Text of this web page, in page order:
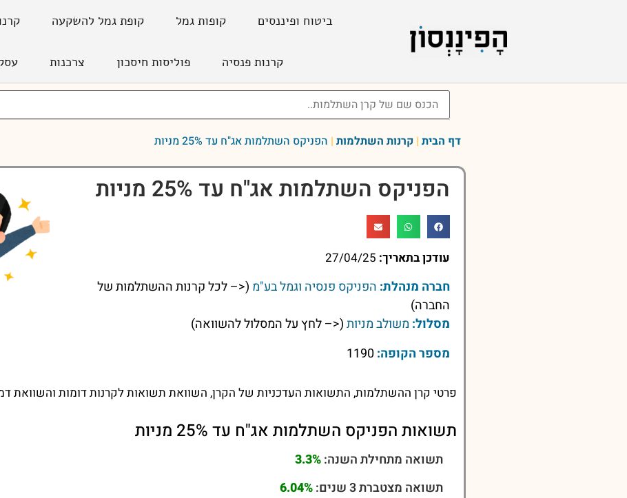
ביטוח ופיננסים קופות גמל קופת גמל להשקעה
קרנות פנסיה פוליסות חיסכון צרכנות
דף הבית | קרנות השתלמות | הפניקס השתלמות אג"ח עד 25% מניות
הפניקס השתלמות אג"ח עד 25% מניות
עודכן בתאריך: 27/04/25
חברה מנהלת: הפניקס פנסיה וגמל בע"מ (<– לכל קרנות ההשתלמות של
החברה)
מסלול: משולב מניות(<– לחץ על המסלול להשוואה)
מספר הקופה:
פרטי קרן ההשתלמות, התשואות העדכניות של הקרן, השוואת תשואות לקרנות דומות והשוואת
תשואות הפניקס השתלמות אג"ח עד 25% מניות
תשואה מתחילת השנה:3.3%
תשואה מצטברת 3 שנים:
6.04%